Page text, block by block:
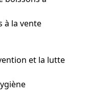
à la vente
et la lutte